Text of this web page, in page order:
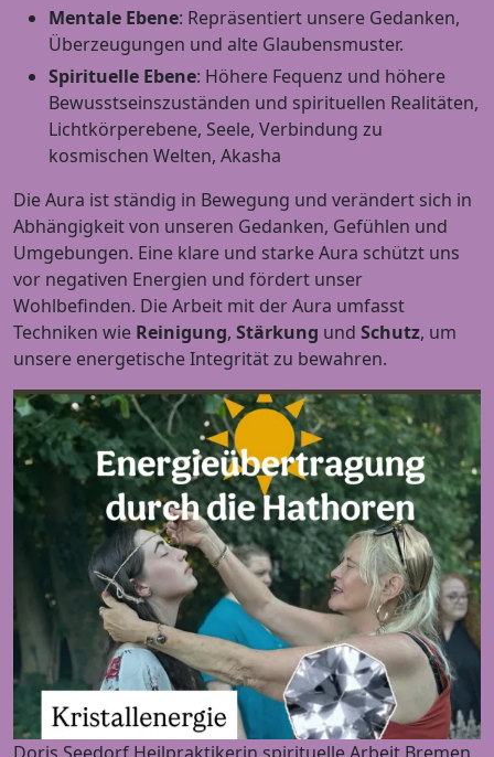
Mentale Ebene: Repräsentiert unsere Gedanken,
Überzeugungen und alte Glaubensmuster.
Spirituelle Ebene: Höhere Fequenz und höhere
Bewusstseinszuständen und spirituellen Realitäten,
Lichtkörperebene, Seele, Verbindung zu
kosmischen Welten, Akasha
Die Aura ist ständig in Bewegung und verändert sich in
Abhängigkeit von unseren Gedanken, Gefühlen und
Umgebungen. Eine klare und starke Aura schützt uns
vor negativen Energien und fördert unser
Wohlbefinden. Die Arbeit mit der Aura umfasst
Techniken wie Reinigung, Stärkung und Schutz, um
unsere energetische Integrität zu bewahren.